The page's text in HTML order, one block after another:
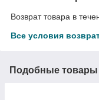
Возврат товара в
Все условия
Подобные товары